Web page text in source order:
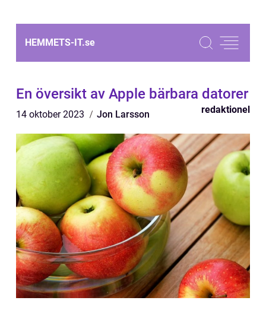
HEMMETS-IT.se
En översikt av Apple bärbara datorer
14 oktober 2023 Jon Larsson redaktionel